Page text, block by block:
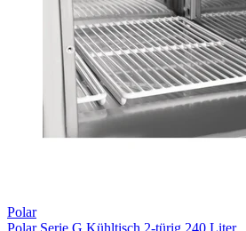
Polar
Polar Serie G Kühltisch 2-türig 240 Liter